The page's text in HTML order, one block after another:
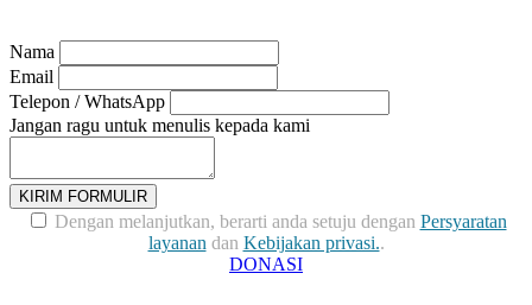
Nama
Email
Telepon / WhatsApp
Jangan ragu untuk menulis kepada kami
KIRIM FORMULIR
Dengan melanjutkan, berarti anda setuju dengan Persyaratan
layanandan Kebijakan privasi..
DONASI